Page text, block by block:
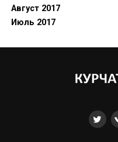
Август 2017
Июль 2017